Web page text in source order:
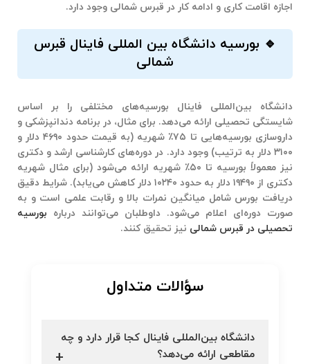
اجازه اقامت کاری و ادامه کار در قبرس شمالی وجود دارد.
🔹 بورسیه دانشگاه بین المللی فاینال قبرس
شمالی
دانشگاه بین‌المللی فاینال بورسیه‌های مختلفی را بر اساس
شایستگی تحصیلی ارائه می‌دهد. برای مثال، در برنامه دندانپزشکی و
داروسازی بورسیه‌هایی تا ۷۵٪ شهریه (به قیمت حدود ۴۶۹۰ دلار و
۳۱۰۰ دلار به ترتیب) وجود دارد. در دوره‌های کارشناسی ارشد و دکتری
نیز معمولاً بورسیه تا ۵۰٪ شهریه ارائه می‌شود (برای مثال شهریه
دکتری از ۱۹۴۹۰ دلار به حدود ۱۰۲۴۰ دلار کاهش می‌یابد). شرایط دقیق
دریافت بورس شامل میانگین نمرات بالا و رقابت علمی است و به
صورت دوره‌ای اعلام می‌شود. داوطلبان می‌توانند درباره بورسیه
تحصیلی در قبرس شمالی نیز تحقیق کنند.
سؤالات متداول
دانشگاه بین‌المللی فاینال کجا قرار دارد و چه
مقاطعی ارائه می‌دهد؟